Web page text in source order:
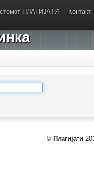
ПЛАГИЈАТИ Контакт
© Плагијати